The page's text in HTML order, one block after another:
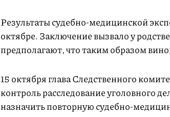
Результаты судебно-медицинской
октябре. Заключение вызвало у
предполагают, что таким образом
15 октября глава Следственного
контроль расследование уголовного
назначить повторную судебно-